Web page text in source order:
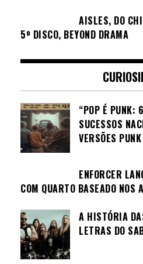
AISLES, DO
5º DISCO, BEYOND DRAMA
“POP É PUNK:
SUCESSOS
VERSÕES
ENFORCER
COM QUARTO BASEADO NOS
A HISTÓRIA
LETRAS DO